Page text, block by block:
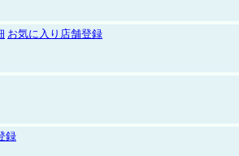
お気に入り店舗登録
録